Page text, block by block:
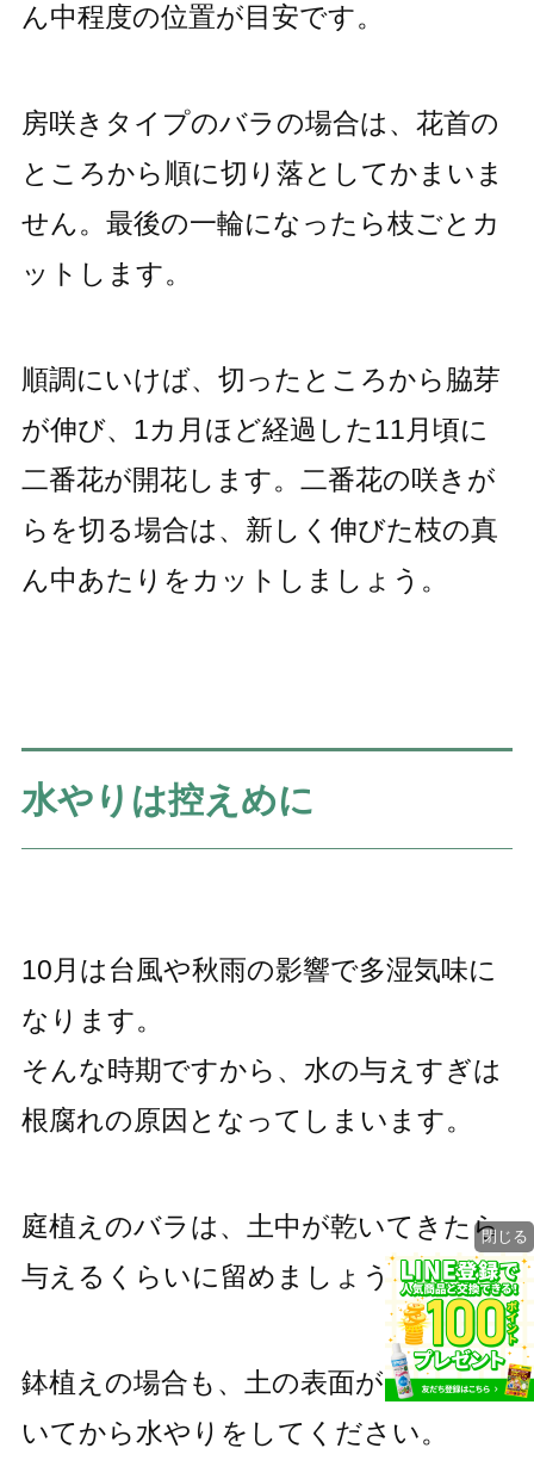
ん中程度の位置が目安です。
房咲きタイプのバラの場合は、花首の
ところから順に切り落としてかまいま
せん。最後の一輪になったら枝ごとカ
ットします。
順調にいけば、切ったところから脇芽
が伸び、1カ月ほど経過した11月頃に
二番花が開花します。二番花の咲きが
らを切る場合は、新しく伸びた枝の真
ん中あたりをカットしましょう。
水やりは控えめに
10月は台風や秋雨の影響で多湿気味に
なります。
そんな時期ですから、水の与えすぎは
根腐れの原因となってしまいます。
庭植えのバラは、土中が乾いてきたら
与えるくらいに留めましょう。
鉢植えの場合も、土の表面が完全に乾
いてから水やりをしてください。
閉じる